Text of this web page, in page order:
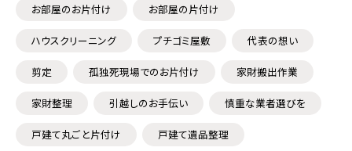
お部屋のお片付け お部屋の片付け
ハウスクリーニング プチゴミ屋敷 代表の想い
剪定 孤独死現場でのお片付け 家財搬出作業
家財整理 引越しのお手伝い 慎重な業者選びを
戸建て丸ごと片付け 戸建て遺品整理